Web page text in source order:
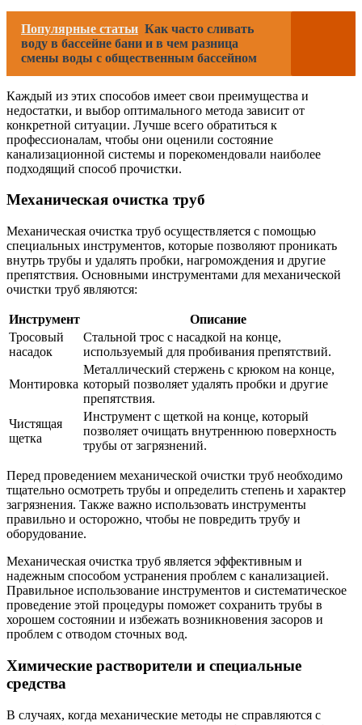
Популярные статьи Как часто сливать
воду в бассейне бани и в чем разница
смены воды с общественным бассейном
Каждый из этих способов имеет свои преимущества и
недостатки, и выбор оптимального метода зависит от
конкретной ситуации. Лучше всего обратиться к
профессионалам, чтобы они оценили состояние
канализационной системы и порекомендовали наиболее
подходящий способ прочистки.
Механическая очистка труб
Механическая очистка труб осуществляется с помощью
специальных инструментов, которые позволяют проникать
внутрь трубы и удалять пробки, нагромождения и другие
препятствия. Основными инструментами для механической
очистки труб являются:
Инструмент
Описание
Тросовый
насадок
Стальной трос с насадкой на конце,
используемый для пробивания препятствий.
Монтировка
Металлический стержень с крюком на конце,
который позволяет удалять пробки и другие
препятствия.
Чистящая
щетка
Инструмент с щеткой на конце, который
позволяет очищать внутреннюю поверхность
трубы от загрязнений.
Перед проведением механической очистки труб необходимо
тщательно осмотреть трубы и определить степень и характер
загрязнения. Также важно использовать инструменты
правильно и осторожно, чтобы не повредить трубу и
оборудование.
Механическая очистка труб является эффективным и
надежным способом устранения проблем с канализацией.
Правильное использование инструментов и систематическое
проведение этой процедуры поможет сохранить трубы в
хорошем состоянии и избежать возникновения засоров и
проблем с отводом сточных вод.
Химические растворители и специальные
средства
В случаях, когда механические методы не справляются с